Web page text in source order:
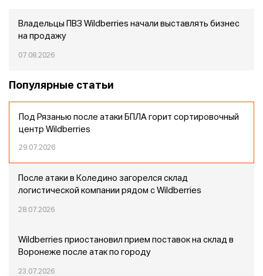
Владельцы ПВЗ Wildberries начали выставлять бизнес
на продажу
07.08.2026
Популярные статьи
Под Рязанью после атаки БПЛА горит сортировочный
центр Wildberries
29.07.2026
После атаки в Коледино загорелся склад
логистической компании рядом с Wildberries
28.07.2026
Wildberries приостановил прием поставок на склад в
Воронеже после атак по городу
23.07.2026